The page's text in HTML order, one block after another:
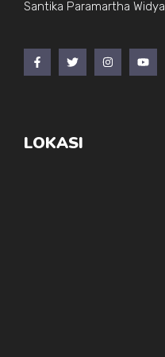
Santika Paramartha Widya
LOKASI